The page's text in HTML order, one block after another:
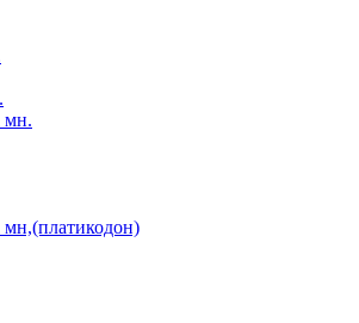
мн.
мн,(платикодон)